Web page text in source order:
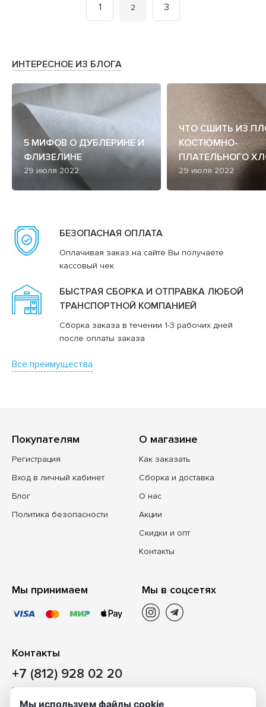
1 Вы на странице
2 3
ИНТЕРЕСНОЕ ИЗ БЛОГА
5 МИФОВ О ДУБЛЕРИНЕ И
ФЛИЗЕЛИНЕ
29 июля 2022
ЧТО СШИТЬ ИЗ
КОСТЮМНО-
ПЛАТЕЛЬНОГО
29 июля 2022
БЕЗОПАСНАЯ ОПЛАТА
Оплачивая заказ на сайте Вы получаете
кассовый чек
БЫСТРАЯ СБОРКА И ОТПРАВКА ЛЮБОЙ
ТРАНСПОРТНОЙ КОМПАНИЕЙ
Сборка заказа в течении 1-3 рабочих дней
после оплаты заказа
Все преимущества
Покупателям
Регистрация
Вход в личный кабинет
Блог
Политика безопасности
О магазине
Как заказать
Сборка и доставка
О нас
Акции
Скидки и опт
Контакты
Мы принимаем Мы в соцсетях
Контакты
+7 (812) 928 02 20
Наш магазин
Мы используем файлы cookie